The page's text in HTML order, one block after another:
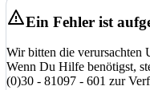
Ein Fehler ist
Wir bitten die verursachten
Wenn Du Hilfe benötigst,
(0)30 - 81097 - 601 zur